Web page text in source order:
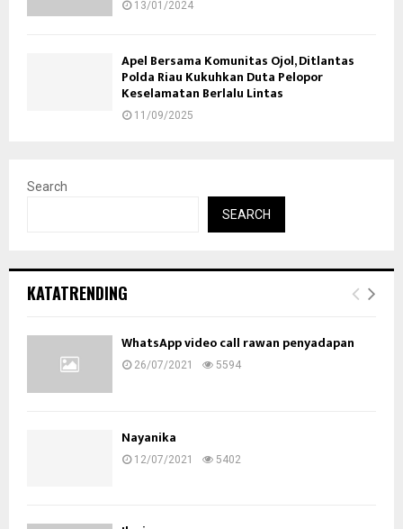
13/01/2024
Apel Bersama Komunitas Ojol, Ditlantas
Polda Riau Kukuhkan Duta Pelopor
Keselamatan Berlalu Lintas
11/09/2025
Search
SEARCH
KATATRENDING
WhatsApp video call rawan penyadapan
26/07/2021 5594
Nayanika
12/07/2021 5402